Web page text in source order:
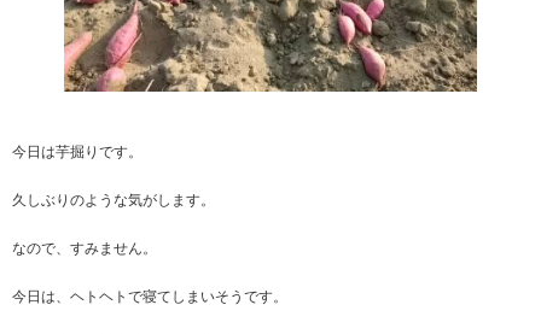
今日は芋掘りです。
久しぶりのような気がします。
なので、すみません。
今日は、ヘトヘトで寝てしまいそうです。